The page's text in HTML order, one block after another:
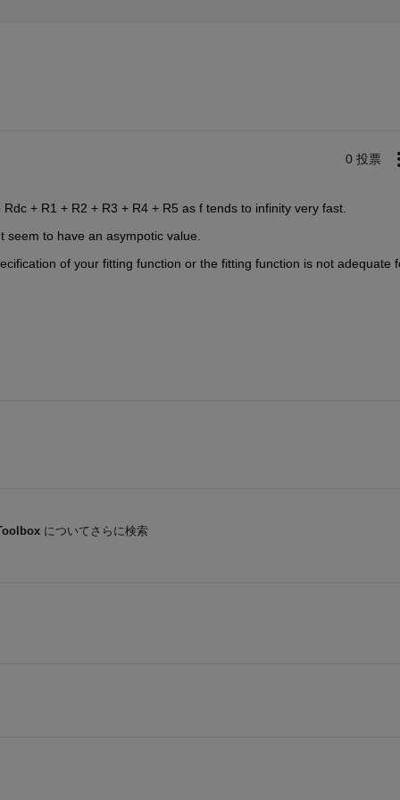
0 投票
+ R1 + R2 + R3 + R4 + R5 as f tends to infinity very fast.
to have an asympotic value.
of your fitting function or the fitting function is not adequate
についてさらに検索